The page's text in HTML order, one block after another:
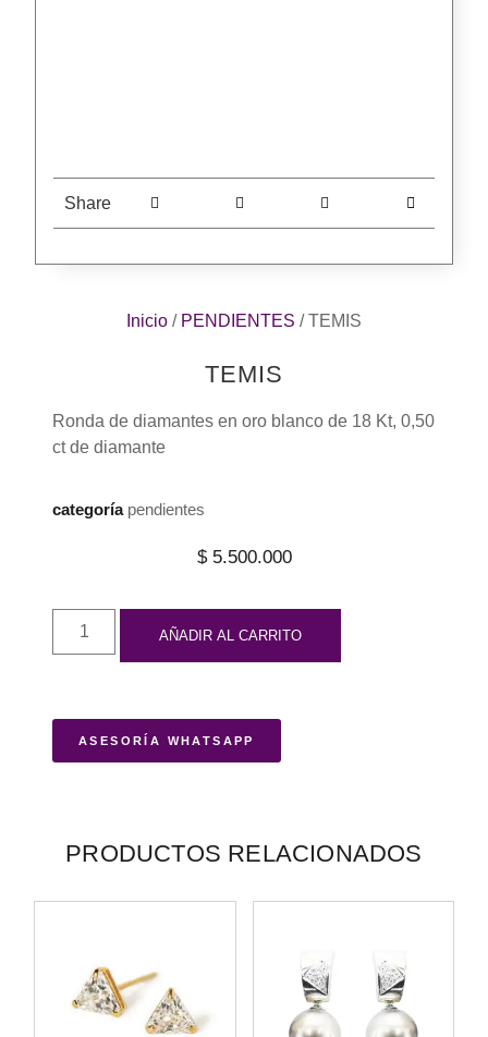
Share
Inicio / PENDIENTES / TEMIS
TEMIS
Ronda de diamantes en oro blanco de 18 Kt, 0,50
ct de diamante
categoría pendientes
$5.500.000
AÑADIR AL CARRITO
ASESORÍA WHATSAPP
PRODUCTOS RELACIONADOS